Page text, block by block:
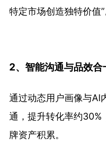
特定市场创造独特价值”
2、智能沟通与品效合
通过动态用户画像与AI
通，提升转化率约30%
牌资产积累。